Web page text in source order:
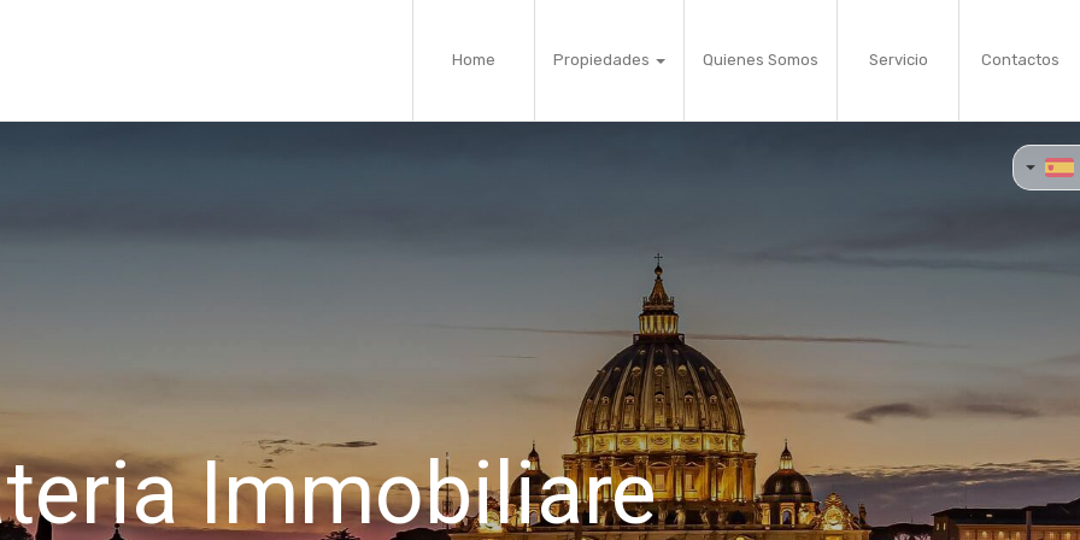
Home Propiedades Quienes Somos Servicio Contactos
Immobiliare